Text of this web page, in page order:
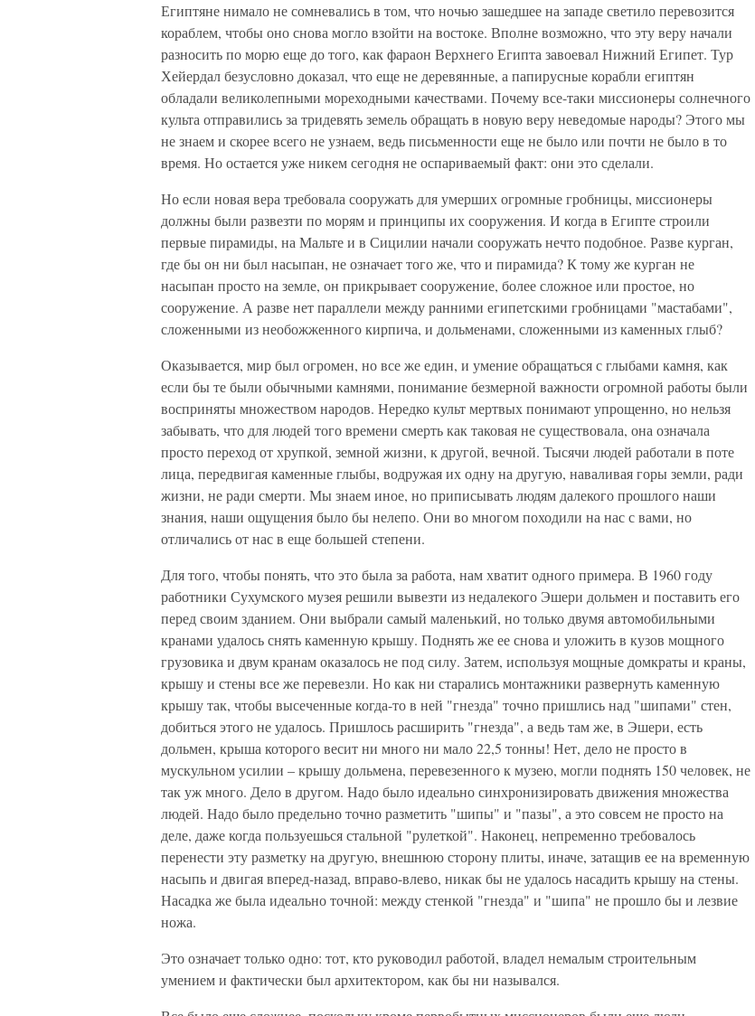
Египтяне нимало не сомневались в том, что ночью зашедшее на западе светило перевозится
кораблем, чтобы оно снова могло взойти на востоке. Вполне возможно, что эту веру начали
разносить по морю еще до того, как фараон Верхнего Египта завоевал Нижний Египет. Тур
Хейердал безусловно доказал, что еще не деревянные, а папирусные корабли египтян
обладали великолепными мореходными качествами. Почему все-таки миссионеры солнечного
культа отправились за тридевять земель обращать в новую веру неведомые народы? Этого мы
не знаем и скорее всего не узнаем, ведь письменности еще не было или почти не было в то
время. Но остается уже никем сегодня не оспариваемый факт: они это сделали.
Но если новая вера требовала сооружать для умерших огромные гробницы, миссионеры
должны были развезти по морям и принципы их сооружения. И когда в Египте строили
первые пирамиды, на Мальте и в Сицилии начали сооружать нечто подобное. Разве курган,
где бы он ни был насыпан, не означает того же, что и пирамида? К тому же курган не
насыпан просто на земле, он прикрывает сооружение, более сложное или простое, но
сооружение. А разве нет параллели между ранними египетскими гробницами "мастабами",
сложенными из необожженного кирпича, и дольменами, сложенными из каменных глыб?
Оказывается, мир был огромен, но все же един, и умение обращаться с глыбами камня, как
если бы те были обычными камнями, понимание безмерной важности огромной работы были
восприняты множеством народов. Нередко культ мертвых понимают упрощенно, но нельзя
забывать, что для людей того времени смерть как таковая не существовала, она означала
просто переход от хрупкой, земной жизни, к другой, вечной. Тысячи людей работали в поте
лица, передвигая каменные глыбы, водружая их одну на другую, наваливая горы земли, ради
жизни, не ради смерти. Мы знаем иное, но приписывать людям далекого прошлого наши
знания, наши ощущения было бы нелепо. Они во многом походили на нас с вами, но
отличались от нас в еще большей степени.
Для того, чтобы понять, что это была за работа, нам хватит одного примера. В 1960 году
работники Сухумского музея решили вывезти из недалекого Эшери дольмен и поставить его
перед своим зданием. Они выбрали самый маленький, но только двумя автомобильными
кранами удалось снять каменную крышу. Поднять же ее снова и уложить в кузов мощного
грузовика и двум кранам оказалось не под силу. Затем, используя мощные домкраты и краны,
крышу и стены все же перевезли. Но как ни старались монтажники развернуть каменную
крышу так, чтобы высеченные когда-то в ней "гнезда" точно пришлись над "шипами" стен,
добиться этого не удалось. Пришлось расширить "гнезда", а ведь там же, в Эшери, есть
дольмен, крыша которого весит ни много ни мало 22,5 тонны! Нет, дело не просто в
мускульном усилии – крышу дольмена, перевезенного к музею, могли поднять 150 человек, не
так уж много. Дело в другом. Надо было идеально синхронизировать движения множества
людей. Надо было предельно точно разметить "шипы" и "пазы", а это совсем не просто на
деле, даже когда пользуешься стальной "рулеткой". Наконец, непременно требовалось
перенести эту разметку на другую, внешнюю сторону плиты, иначе, затащив ее на временную
насыпь и двигая вперед-назад, вправо-влево, никак бы не удалось насадить крышу на стены.
Насадка же была идеально точной: между стенкой "гнезда" и "шипа" не прошло бы и лезвие
ножа.
Это означает только одно: тот, кто руководил работой, владел немалым строительным
умением и фактически был архитектором, как бы ни назывался.